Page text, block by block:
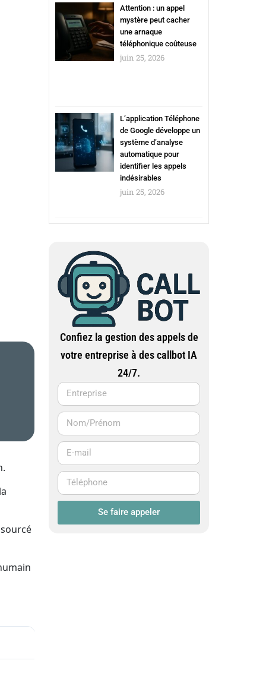
Attention : un appel
mystère peut cacher
une arnaque
téléphonique coûteuse
juin 25, 2026
L’application Téléphone
de Google développe un
système d’analyse
automatique pour
identifier les appels
indésirables
juin 25, 2026
Confiez la gestion des appels de
votre entreprise à des callbot IA
24/7.
Se faire appeler